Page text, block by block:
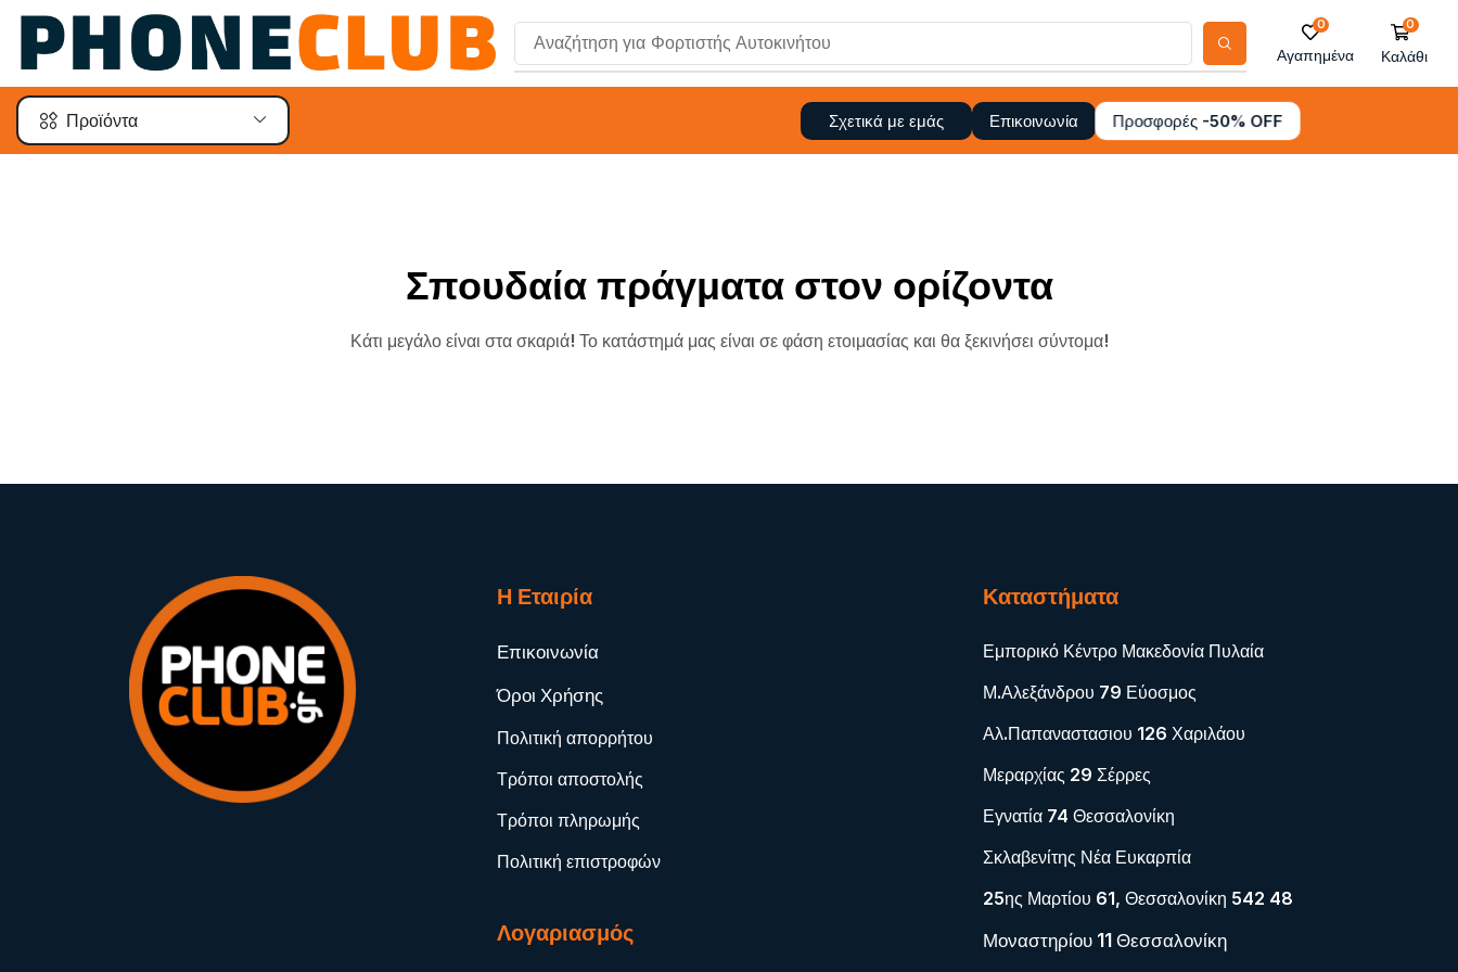
Αναζήτηση για Φορτιστής Αυτοκινήτου
0
Αγαπημένα
0
Καλάθι
Προϊόντα Σχετικά με εμάς Επικοινωνία Προσφορές -50% OFF
Σπουδαία πράγματα στον ορίζοντα
Κάτι μεγάλο είναι στα σκαριά! Το κατάστημά μας είναι σε φάση ετοιμασίας και θα ξεκινήσει σύντομα!
Η Εταιρία
Επικοινωνία
Όροι Χρήσης
Πολιτική απορρήτου
Τρόποι αποστολής
Τρόποι πληρωμής
Πολιτική επιστροφών
Λογαριασμός
Καταστήματα
Εμπορικό Κέντρο Μακεδονία Πυλαία
Μ.Αλεξάνδρου 79 Εύοσμος
Αλ.Παπαναστασιου 126 Χαριλάου
Μεραρχίας 29 Σέρρες
Εγνατία 74 Θεσσαλονίκη
Σκλαβενίτης Νέα Ευκαρπία
25ης Μαρτίου 61, Θεσσαλονίκη 542 48
Μοναστηρίου 11 Θεσσαλονίκη